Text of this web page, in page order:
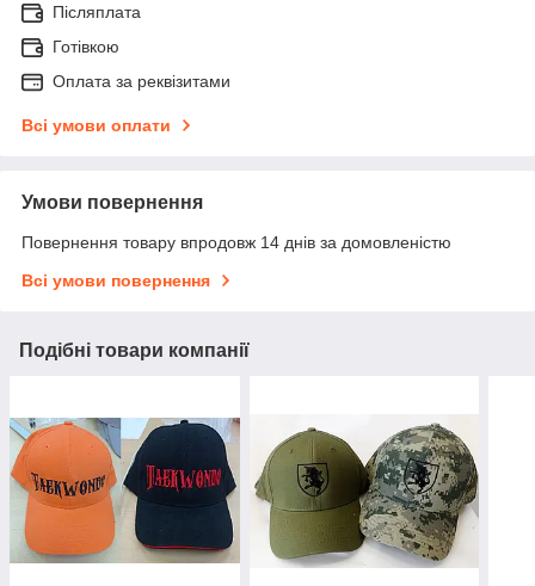
Післяплата
Готівкою
Оплата за реквізитами
Всі умови оплати
Умови повернення
Повернення товару впродовж 14 днів за домовленістю
Всі умови повернення
Подібні товари компанії